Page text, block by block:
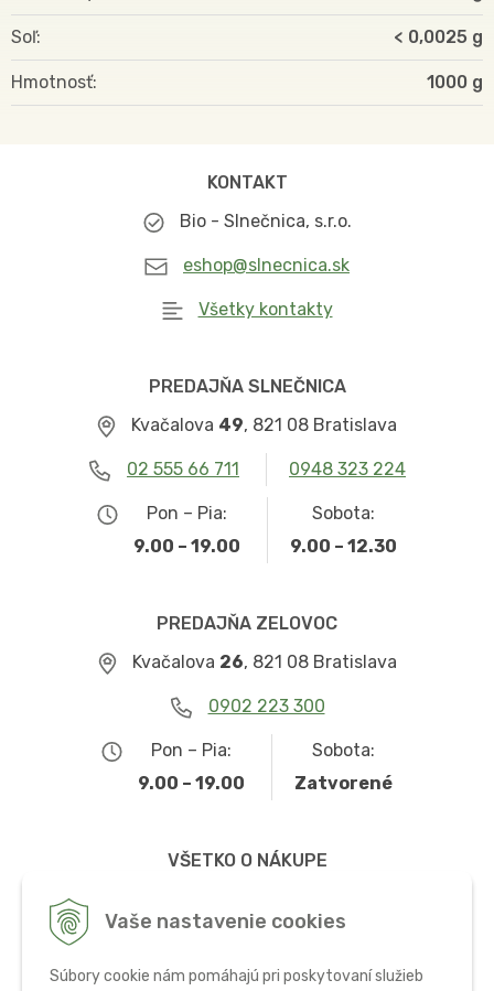
Vaše nastavenie cookies
Súbory cookie nám pomáhajú pri poskytovaní služieb
Soľ < 0,0025 g
Hmotnosť 1000
KONTAKT
Bio - Slnečnica, s.r.o.
eshop@slnecnica.sk
Všetky kontakty
PREDAJŇA SLNEČNICA
Kvačalova 49, 821 08 Bratislava
02 555 66 711 0948 323 224
Pon – Pia:
9.00 – 19.00
Sobota:
9.00 – 12.30
PREDAJŇA ZELOVOC
Kvačalova 26, 821 08 Bratislava
0902 223 300
Pon – Pia:
9.00 – 19.00
Sobota:
Zatvorené
VŠETKO O NÁKUPE